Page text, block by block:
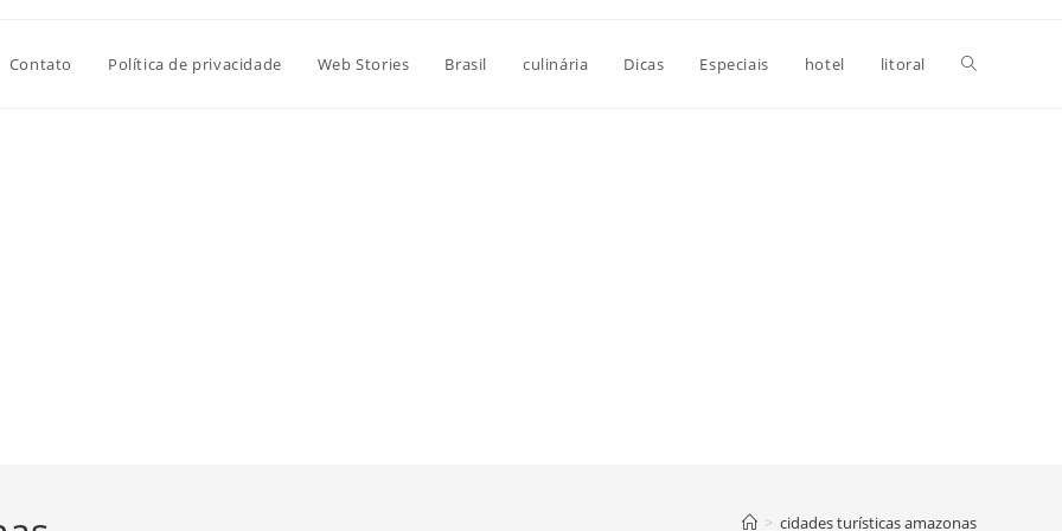
Contato Política de privacidade Web Stories Brasil culinária Dicas Especiais hotel litoral Alternar
> cidades turísticas amazonas